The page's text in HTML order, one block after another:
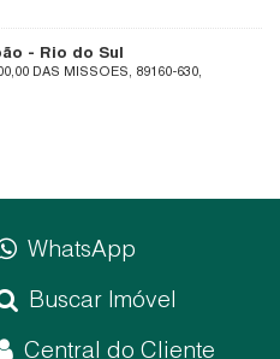
Sul, Santa Catarina, Brasil
- Rio do Sul
DAS MISSOES, 89160-630,
Catarina, Brasil
WhatsApp
Buscar Imóvel
Central do Cliente